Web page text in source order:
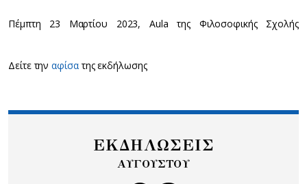
Πέμπτη 23 Μαρτίου 2023, Aula της Φιλοσοφικής Σχολής
Δείτε τηναφίσατης εκδήλωσης
ΕΚΔΗΛΩΣΕΙΣ
ΑΥΓΟΥΣΤΟΥ